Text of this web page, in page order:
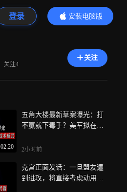
登录
安装电脑版
内容更精彩
关注4
关注
02:20
五角大楼最新草案曝光：打
不赢就下毒手？美军拟在地
2小时前
克宫正面发话：一旦盟友遭
到进攻，将直接考虑动用核